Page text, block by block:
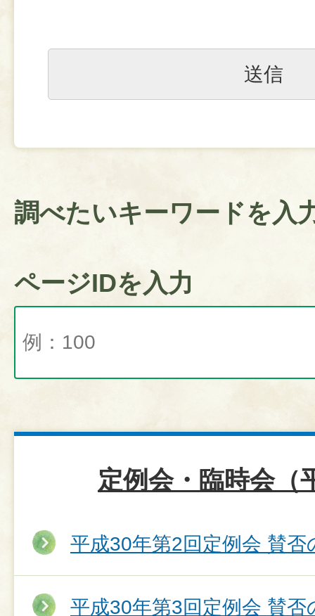
調べたいキーワードを入
ページIDを入力
定例会・臨時会（
平成30年第2回定例会 賛否
平成30年第3回定例会 賛否